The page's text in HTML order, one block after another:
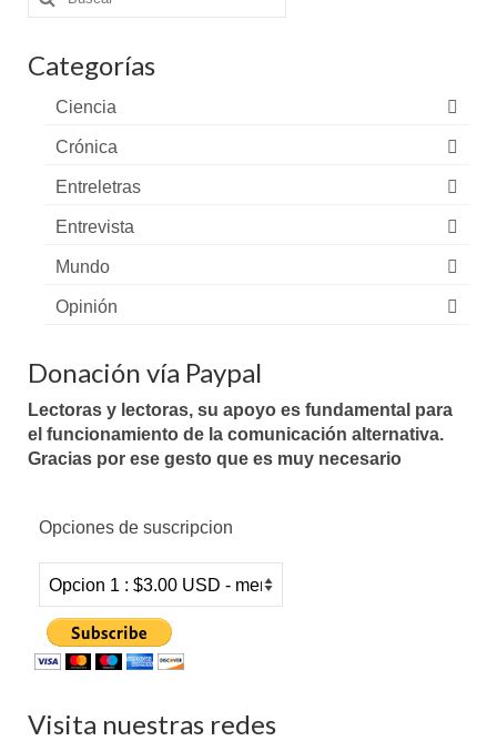
por:
Categorías
Ciencia
Crónica
Entreletras
Entrevista
Mundo
Opinión
Donación vía Paypal
Lectoras y lectoras, su apoyo es fundamental para
el funcionamiento de la comunicación alternativa.
Gracias por ese gesto que es muy necesario
Opciones de suscripcion
Visita nuestras redes